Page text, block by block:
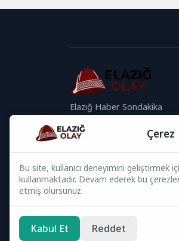
Elazığ Haber Sondakika
Bizi Takip Edin
Çerez
Bu site, kullanıcı deneyimini geliştirmek
kullanmaktadır. Devam ederek bu
etmiş olursunuz.
Kabul Et Reddet